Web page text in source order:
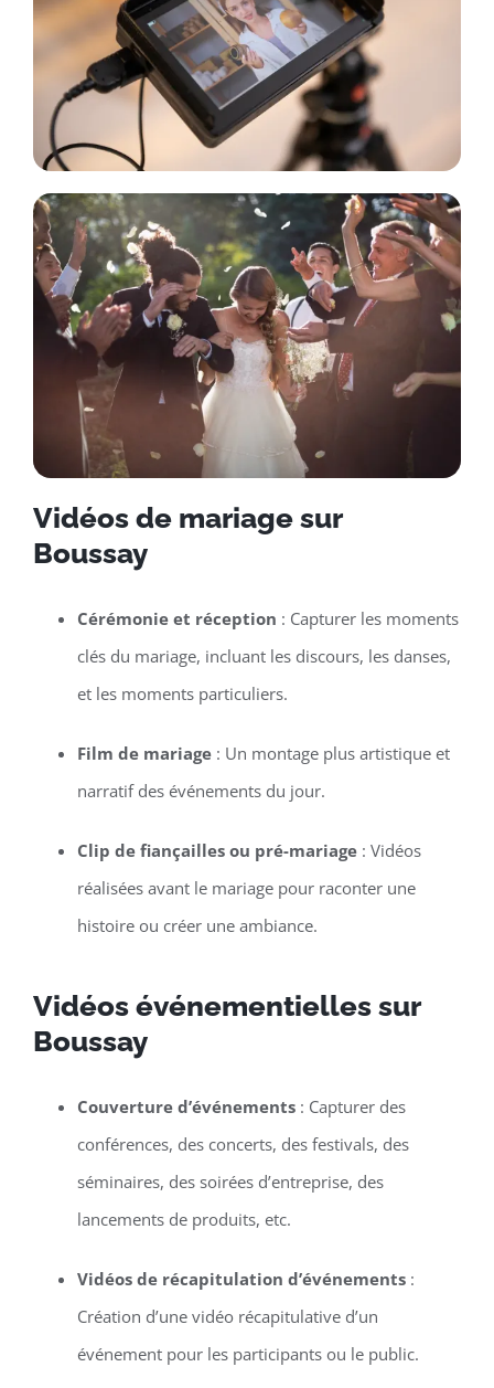
Vidéos de mariage sur
Boussay
Cérémonie et réception : Capturer les moments
clés du mariage, incluant les discours, les danses,
et les moments particuliers.
Film de mariage: Un montage plus artistique et
narratif des événements du jour.
Clip de fiançailles ou pré-mariage: Vidéos
réalisées avant le mariage pour raconter une
histoire ou créer une ambiance.
Vidéos événementielles sur
Boussay
Couverture d’événements: Capturer des
conférences, des concerts, des festivals, des
séminaires, des soirées d’entreprise, des
lancements de produits, etc.
Vidéos de récapitulation d’événements:
Création d’une vidéo récapitulative d’un
événement pour les participants ou le public.